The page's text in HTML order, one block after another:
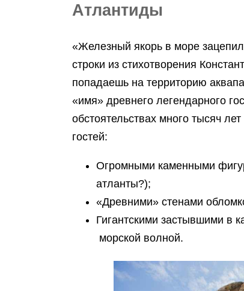
Атлантиды
«Железный якорь в море
строки из стихотворения
попадаешь на территорию
«имя» древнего легендарного
обстоятельствах много тысяч
гостей:
Огромными каменными
атланты?);
«Древними» стенами
Гигантскими застывшими в
морской волной.